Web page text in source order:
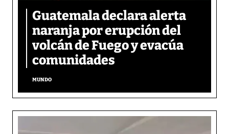
Guatemala declara alerta
naranja por erupción del
volcán de Fuego y evacúa
comunidades
MUNDO